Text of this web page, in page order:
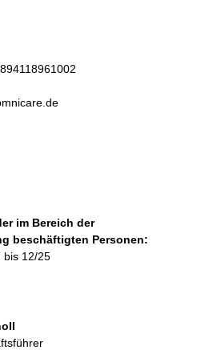
im Bereich der
beschäftigten Personen:
bis 12/25